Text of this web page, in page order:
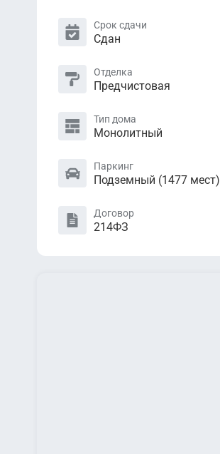
Срок сдачи
Сдан
Отделка
Предчистовая
Тип дома
Монолитный
Паркинг
Подземный (1477 мест)
Договор
214ФЗ